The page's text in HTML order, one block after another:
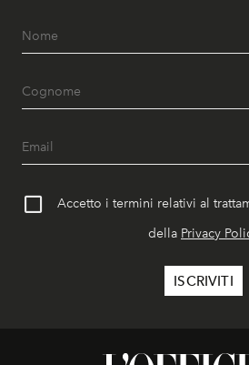
Accetto i termini relativi al
della Privacy